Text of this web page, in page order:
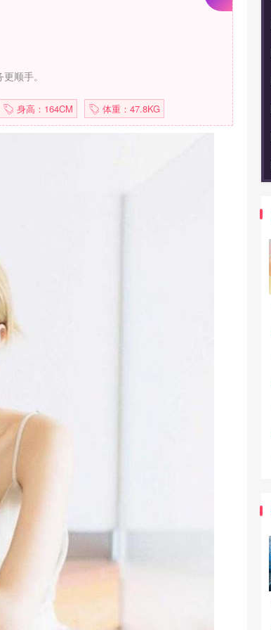
顺手。
身高：164CM 体重：47.8KG